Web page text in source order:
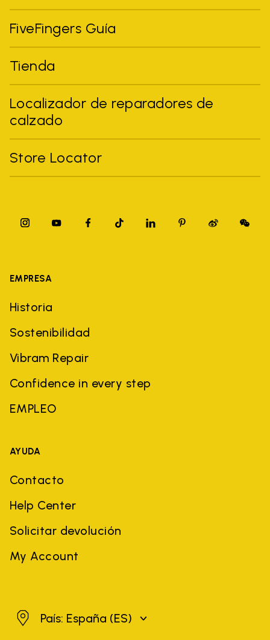
FiveFingers Guía
Tienda
Localizador de reparadores de
calzado
Store Locator
EMPRESA
Historia
Sostenibilidad
Vibram Repair
Confidence in every step
EMPLEO
AYUDA
Contacto
Help Center
Solicitar devolución
My Account
EspañaPaís: España (ES)